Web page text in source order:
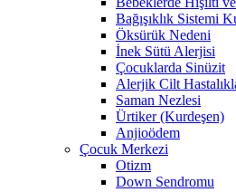
Bağışıklık Sistemi
Öksürük Nedeni
İnek Sütü Alerjisi
Çocuklarda Sinüzit
Alerjik Cilt
Saman Nezlesi
Ürtiker (Kurdeşen)
Anjioödem
Çocuk Merkezi
Otizm
Down Sendromu